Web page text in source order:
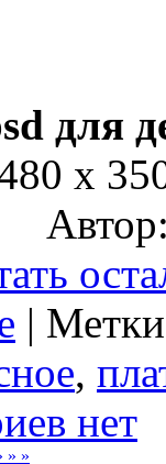
для
x
|
,
нет
» »